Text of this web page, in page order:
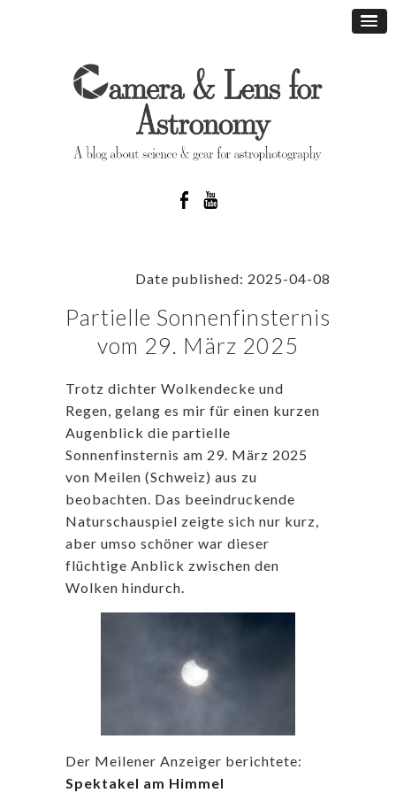
Date published: 2025-04-08
Partielle Sonnenfinsternis
vom 29. März 2025
Trotz dichter Wolkendecke und
Regen, gelang es mir für einen kurzen
Augenblick die partielle
Sonnenfinsternis am 29. März 2025
von Meilen (Schweiz) aus zu
beobachten. Das beeindruckende
Naturschauspiel zeigte sich nur kurz,
aber umso schöner war dieser
flüchtige Anblick zwischen den
Wolken hindurch.
Der Meilener Anzeiger berichtete:
Spektakel am Himmel